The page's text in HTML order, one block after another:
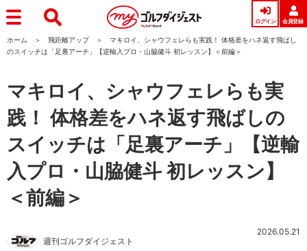
ログイン 会員登録
ホーム 飛距離アップ
マキロイ、シャウフェレらも実践！ 体格差をハネ返す飛ばし
のスイッチは「足裏アーチ」【逆輸入プロ・山脇健斗 初レッスン】＜前編＞
マキロイ、シャウフェレらも実
践！ 体格差をハネ返す飛ばしの
スイッチは「足裏アーチ」【逆輸
入プロ・山脇健斗 初レッスン】
＜前編＞
週刊ゴルフダイジェスト
2026.05.21